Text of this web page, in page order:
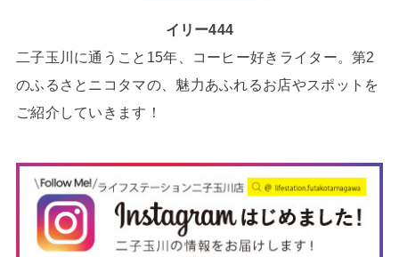
イリー444
二子玉川に通うこと15年、コーヒー好きライター。第2
のふるさとニコタマの、魅力あふれるお店やスポットを
ご紹介していきます！